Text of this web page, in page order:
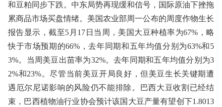
和豆粕同步下跌。中东局势再现缓和信号，国际原油下挫拖
累商品市场买盘情绪。美国农业部周一公布的周度作物生长
报告显示，截至5月17日当周，美国大豆种植率为67%，略
快于市场预期的66%，去年同期和五年均值分别为63%和5
3%。当周美豆出苗率为32%。去年同期和五年均值分别为3
2%和23%。尽管当前美豆开局良好，但美豆生长关键期遭
遇厄尔尼诺影响的风险仍不能排除。巴西大豆收割已经结
束，巴西植物油行业协会预计该国大豆产量有望创下1.8013